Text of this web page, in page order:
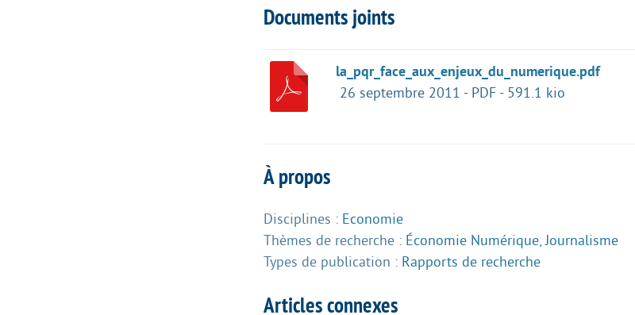
Documents joints
la_pqr_face_aux_enjeux_du_numerique.pdf
26 septembre 2011 - PDF - 591.1 kio
À propos
Disciplines : Economie
Thèmes de recherche : Économie Numérique,Journalisme
Types de publication : Rapports de recherche
Articles connexes